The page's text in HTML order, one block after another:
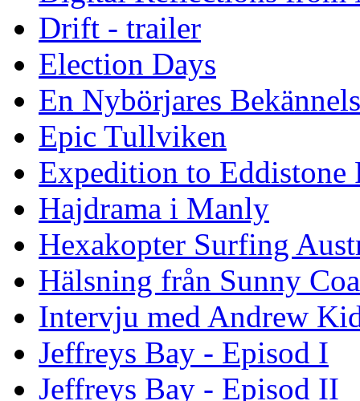
Drift - trailer
Election Days
En Nybörjares
Epic Tullviken
Expedition to Eddistone
Hajdrama i Manly
Hexakopter Surfing
Hälsning från Sunny
Intervju med Andrew
Jeffreys Bay - Episod I
Jeffreys Bay - Episod II